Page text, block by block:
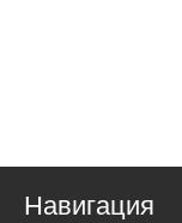
Навигация